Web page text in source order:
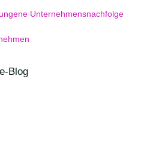
Unternehmensnachfolge
Blog